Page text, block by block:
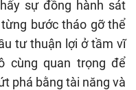
sự đồng hành sát
bước tháo gỡ thể
tư thuận lợi ở tầm vĩ
cùng quan trọng để
phá bằng tài năng và